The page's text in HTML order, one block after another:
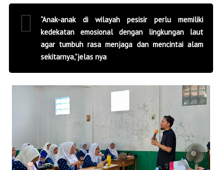
“Anak-anak di wilayah pesisir perlu memiliki
kedekatan emosional dengan lingkungan laut
agar tumbuh rasa menjaga dan mencintai alam
sekitarnya,”jelas nya